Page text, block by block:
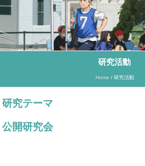
研究活動
Home / 研究活動
研究テーマ
公開研究会